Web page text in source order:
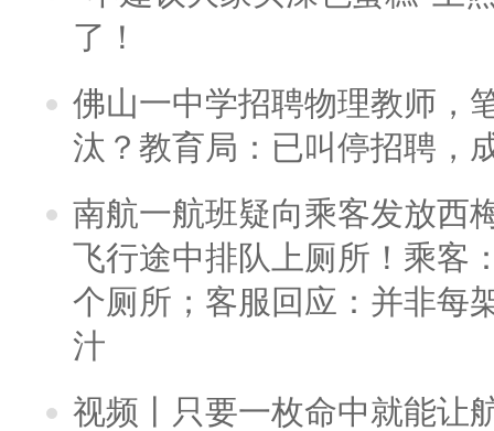
了！
佛山一中学招聘物理教师，
汰？教育局：已叫停招聘，
南航一航班疑向乘客发放西
飞行途中排队上厕所！乘客
个厕所；客服回应：并非每
汁
视频丨只要一枚命中就能让